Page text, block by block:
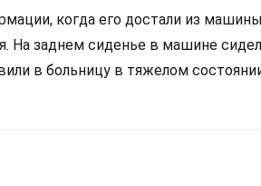
когда его достали из
На заднем сиденье в машине
в больницу в тяжелом